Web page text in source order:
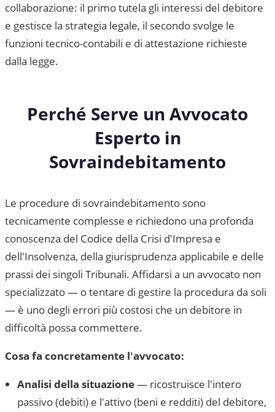
collaborazione: il primo tutela gli interessi del debitore
e gestisce la strategia legale, il secondo svolge le
funzioni tecnico-contabili e di attestazione richieste
dalla legge.
Perché Serve un Avvocato
Esperto in
Sovraindebitamento
Le procedure di sovraindebitamento sono
tecnicamente complesse e richiedono una profonda
conoscenza del Codice della Crisi d'Impresa e
dell'Insolvenza, della giurisprudenza applicabile e delle
prassi dei singoli Tribunali. Affidarsi a un avvocato non
specializzato — o tentare di gestire la procedura da soli
— è uno degli errori più costosi che un debitore in
difficoltà possa commettere.
Cosa fa concretamente l'avvocato:
Analisi della situazione— ricostruisce l'intero
passivo (debiti) e l'attivo (beni e redditi) del debitore,